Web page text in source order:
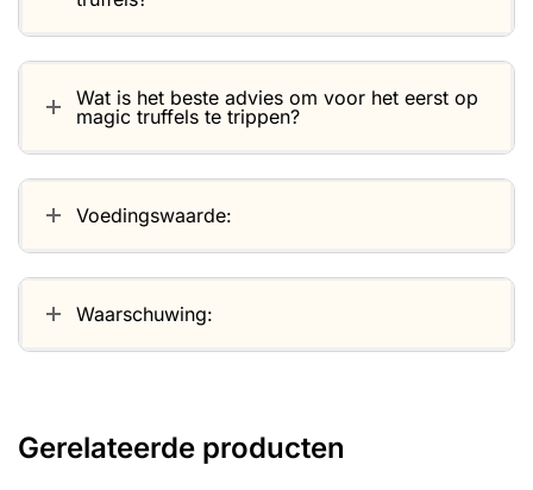
Wat is het beste advies om voor het eerst op
magic truffels te trippen?
Voedingswaarde:
Waarschuwing:
Gerelateerde producten